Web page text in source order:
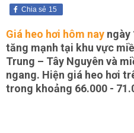
15
Chia sẻ
Giá heo hơi hôm nay ngày
tăng mạnh tại khu vực
Trung – Tây Nguyên và
ngang. Hiện giá heo hơi
trong khoảng 66.000 -